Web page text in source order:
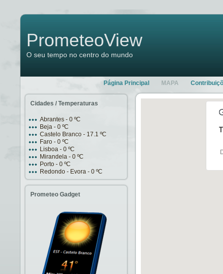
PrometeoView
O seu tempo no centro do mundo
Página Principal MAPA
Cidades / Temperaturas
Abrantes - 0 ºC
Beja - 0 ºC
Castelo Branco - 17.1 ºC
Faro - 0 ºC
Lisboa - 0 ºC
Mirandela - 0 ºC
Porto - 0 ºC
Redondo - Evora - 0 ºC
Prometeo Gadget